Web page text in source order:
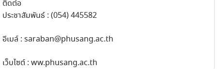
ติดต่อ
ประชาสัมพันธ์ : (054) 445582
อีเมล์ : saraban@phusang.ac.th
เว็บไซต์ : ww.phusang.ac.th